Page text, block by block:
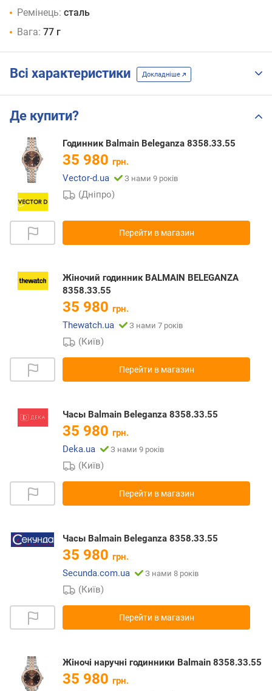
Ремінець: сталь
Вага: 77 г
Всі характеристики Докладніше
Де купити?
Годинник Balmain Beleganza 8358.33.55
35 980 грн.
Vector-d.ua
З нами 9 років
(Дніпро)
Перейти в магазин
Жіночий годинник BALMAIN BELEGANZA
8358.33.55
35 980 грн.
Thewatch.ua
З нами 7 років
(Київ)
Перейти в магазин
Часы Balmain Beleganza 8358.33.55
35 980 грн.
Deka.ua
З нами 9 років
(Київ)
Перейти в магазин
Часы Balmain Beleganza 8358.33.55
35 980 грн.
Secunda.com.ua
З нами 8 років
(Київ)
Перейти в магазин
Жіночі наручні годинники Balmain 8358.33.55
35 980 грн.